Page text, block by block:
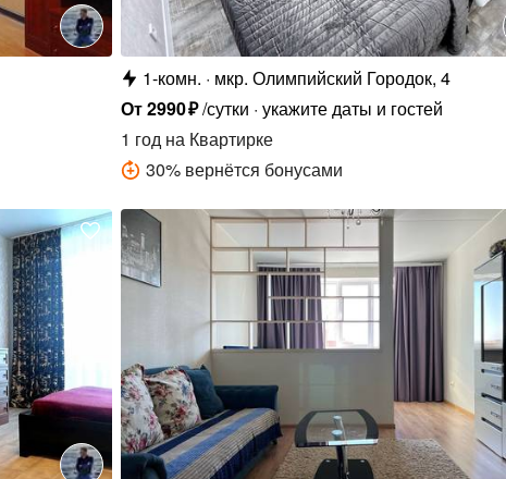
1-комн.
мкр. Олимпийский Городок, 4
От2990₽/сутки укажите даты и гостей
1 год на Квартирке
30% вернётся бонусами